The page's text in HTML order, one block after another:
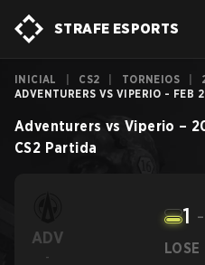
STRAFE ESPORTS
INICIAL CS2 TORNEIOS
ADVENTURERS VS VIPERIO - FEB
Adventurers vs Viperio –
CS2 Partida
ADV
-
LOSE
1 -